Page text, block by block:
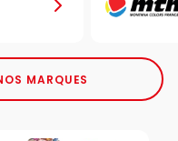
MARQUES